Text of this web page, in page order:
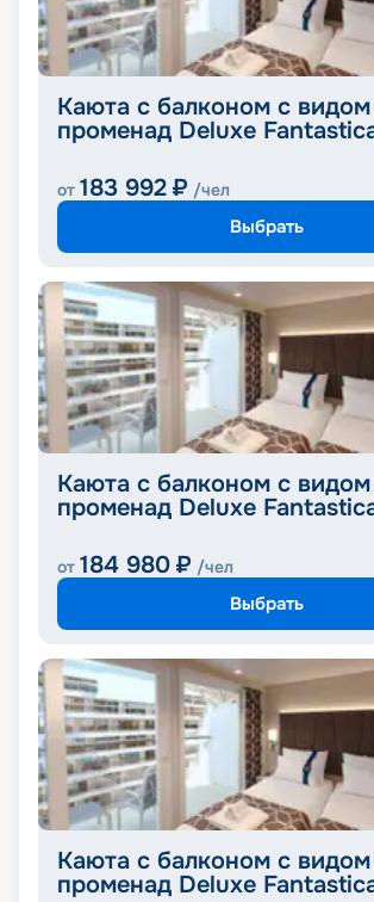
Каюта с балконом с
променад Deluxe
от 183 992 ₽ /чел
Выбрать
Каюта с балконом с
променад Deluxe
от 184 980 ₽ /чел
Выбрать
Каюта с балконом с
променад Deluxe